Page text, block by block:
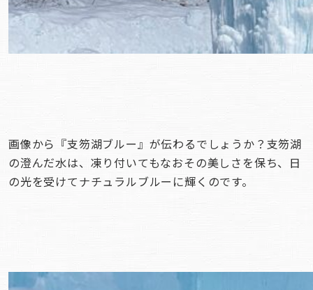
画像から『支笏湖ブルー』が伝わるでしょうか？支笏湖
の澄んだ水は、凍り付いてもなおその美しさを保ち、日
の光を受けてナチュラルブルーに輝くのです。